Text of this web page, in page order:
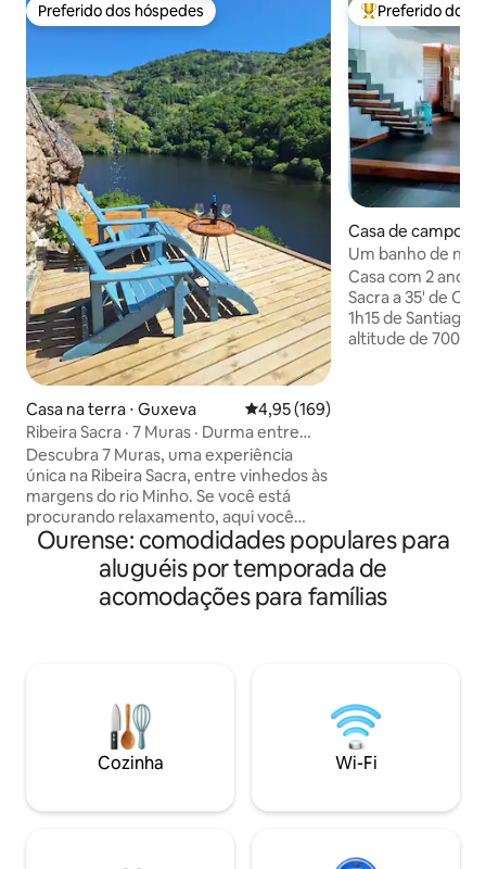
Preferido dos hóspedes
Preferido dos hóspedes
Casa na terra ⋅ Guxeva 4,95 de uma avaliação média de
4,95 (169)
Ribeira Sacra · 7 Muras · Durma entre
vinhedos
Descubra 7 Muras, uma experiência
única na Ribeira Sacra, entre vinhedos às
margens do rio Minho. Se você está
procurando relaxamento, aqui você
encontrará silêncio, natureza e
tranquilidade. Você dormirá em uma
vinícola tradicional restaurada com
charme, em um ambiente único.
Excelente para uma viagem romântica.
A poucos metros do Caminho de
Santiago de Inverno. Junte-se a nós no
IG: @7_muras
Entre os
Preferido dos
Casa de campo ⋅
Um banho de
Tourón.
Casa com 2
Sacra a 35' de
1h15 de
altitude de 700
Um grande
árvores, flores
Ourense: comodidades populares para
aluguéis por temporada de
acomodações para famílias
Cozinha Wi-Fi